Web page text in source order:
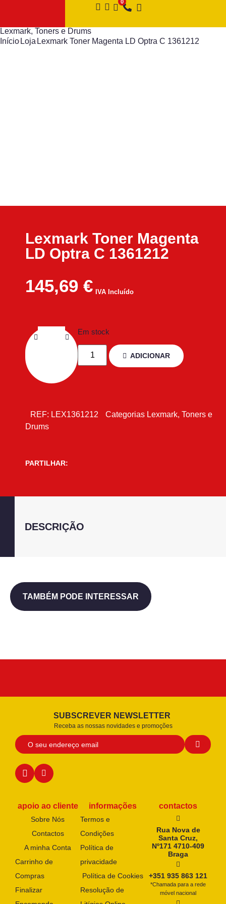
Lexmark, Toners e Drums
Início Loja Lexmark Toner Magenta LD Optra C 1361212
Lexmark Toner Magenta
LD Optra C 1361212
145,69 € IVA Incluído
Em stock
ADICIONAR
REF: LEX1361212 Categorias Lexmark, Toners e
Drums
PARTILHAR:
DESCRIÇÃO
TAMBÉM PODE INTERESSAR
SUBSCREVER NEWSLETTER
Receba as nossas novidades e promoções
apoio ao cliente
Sobre Nós
Contactos
A minha Conta
Carrinho de
Compras
Finalizar
informações
Termos e
Condições
Política de
privacidade
Política de Cookies
Resolução de
contactos
Rua Nova de
Santa Cruz,
Nº171 4710-409
Braga
+351 935 863 121
*Chamada para a rede
móvel nacional